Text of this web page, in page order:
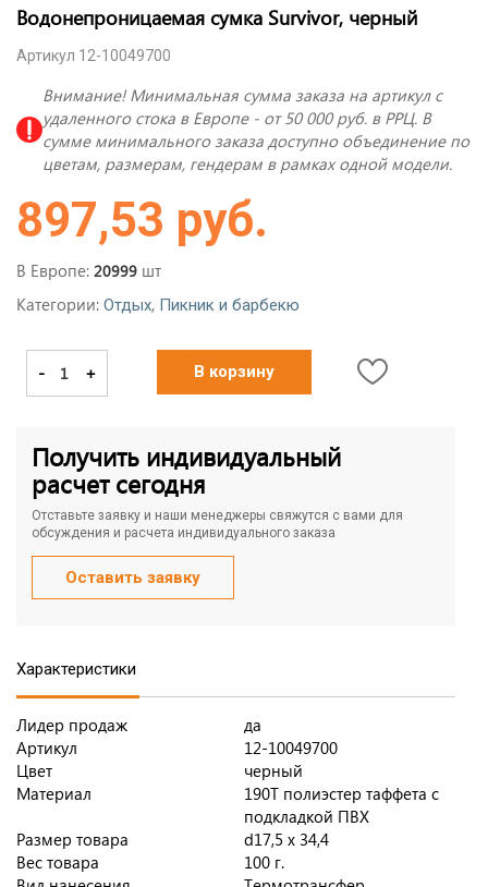
Водонепроницаемая сумка Survivor, черный
Артикул 12-10049700
Внимание! Минимальная сумма заказа на артикул с
удаленного стока в Европе - от 50 000 руб. в РРЦ. В
сумме минимального заказа доступно объединение по
цветам, размерам, гендерам в рамках одной модели.
897,53 руб.
В Европе: 20999 шт
Категории: Отдых, Пикник и барбекю
- + В корзину
Получить индивидуальный
расчет сегодня
Отставьте заявку и наши менеджеры свяжутся с вами для
обсуждения и расчета индивидуального заказа
Оставить заявку
Характеристики
Лидер продаж
да
Артикул
12-10049700
Цвет
черный
Материал
190T полиэстер таффета с
подкладкой ПВХ
Размер товара
d17,5 х 34,4
Вес товара
100 г.